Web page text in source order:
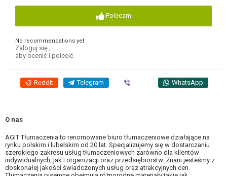
Polecam
No recommendations yet
Zaloguj się
aby ocenić i polecić
Reddit Telegram WhatsApp
O nas
AGIT Tłumaczenia to renomowane biuro tłumaczeniowe działające na
rynku polskim i lubelskim od 20 lat. Specjalizujemy się w dostarczaniu
szerokiego zakresu usług tłumaczeniowych zarówno dla klientów
indywidualnych, jak i organizacji oraz przedsiębiorstw. Znani jesteśmy z
doskonałej jakości świadczonych usług oraz atrakcyjnych cen.